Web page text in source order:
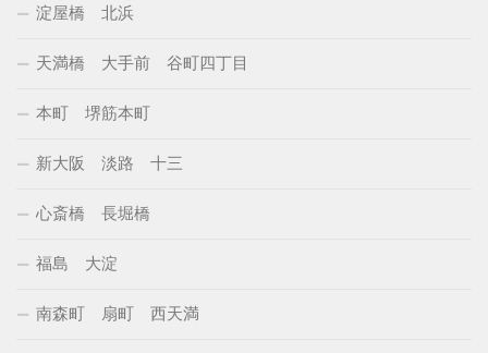
淀屋橋 北浜
天満橋 大手前 谷町四丁目
本町 堺筋本町
新大阪 淡路 十三
心斎橋 長堀橋
福島 大淀
南森町 扇町 西天満